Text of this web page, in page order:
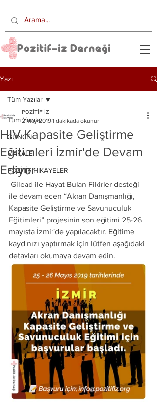
Yazı
Tüm Yazılar
GÜNCEL
MAKALE
POZİTİF HİKAYELER
Tüm Yazılar
HIV Kapasite Geliştirme
Eğitimleri İzmir'de Devam
Ediyor
POZİTİF İZ
2 May 2019 1 dakikada okunur
ile devam eden “Akran Danışmanlığı,
Kapasite Geliştirme ve Savunuculuk
Eğitimleri” projesinin son eğitimi 25-26
mayısta İzmir'de yapılacaktır. Eğitime
kaydınızı yaptırmak için lütfen aşağıdaki
detayları okumaya devam edin.